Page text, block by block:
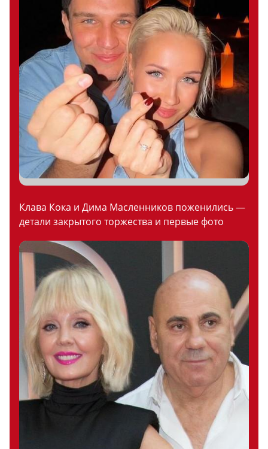
Клава Кока и Дима Масленников поженились —
детали закрытого торжества и первые фото